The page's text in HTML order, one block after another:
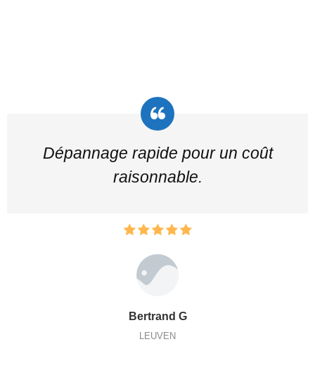
Dépannage rapide pour un coût
raisonnable.
Bertrand G
LEUVEN